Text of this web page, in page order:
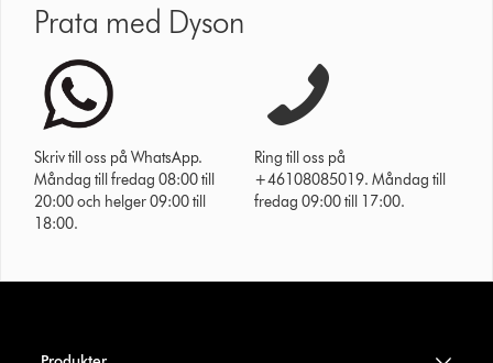
Prata med Dyson
Skriv till oss på WhatsApp.
Måndag till fredag 08:00 till
20:00 och helger 09:00 till
18:00.
Ring till oss på
+46108085019. Måndag till
fredag 09:00 till 17:00.